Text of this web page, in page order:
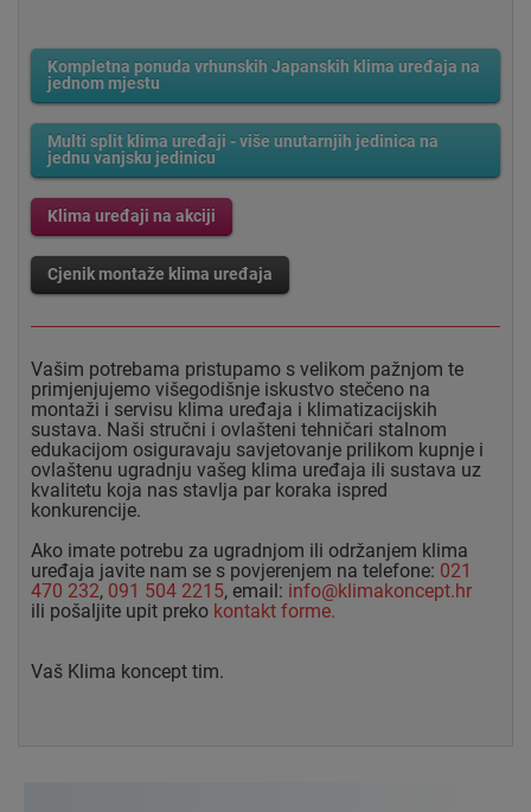
Kompletna ponuda vrhunskih Japanskih klima uređaja na
jednom mjestu
Multi split klima uređaji - više unutarnjih jedinica na
jednu vanjsku jedinicu
Klima uređaji na akciji
Cjenik montaže klima uređaja
Vašim potrebama pristupamo s velikom pažnjom te
primjenjujemo višegodišnje iskustvo stečeno na
montaži i servisu klima uređaja i klimatizacijskih
sustava. Naši stručni i ovlašteni tehničari stalnom
edukacijom osiguravaju savjetovanje prilikom kupnje i
ovlaštenu ugradnju vašeg klima uređaja ili sustava uz
kvalitetu koja nas stavlja par koraka ispred
konkurencije.
Ako imate potrebu za ugradnjom ili održanjem klima
uređaja javite nam se s povjerenjem na telefone: 021
470 232, 091 504 2215, email: info@klimakoncept.hr
ili pošaljite upit preko kontakt forme.
Vaš Klima koncept tim.